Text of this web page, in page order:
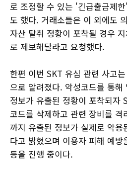
로 조정할 수 있는 '긴급출금제
도 했다. 거래소들은 이 외에도
자산 탈취 정황이 포착될 경우
로 제보해달라고 요청했다.
한편 이번 SKT 유심 관련 사고
으로 알려졌다. 악성코드를 통
정보가 유출된 정황이 포착되자
코드를 삭제하고 관련 장비를
까지 유출된 정보가 실제로 악
다고 밝혔으며 이용자 피해 예
등을 진행 중이다.